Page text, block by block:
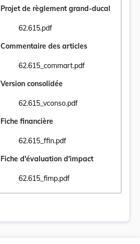
Projet de règlement grand-ducal
62.615.pdf
Ouvrir le document 62.615.pdf dans un
Commentaire des articles
62.615_commart.pdf
Ouvrir le document 62.615_commart.pdf
Version consolidée
62.615_vconso.pdf
Ouvrir le document 62.615_vconso.pdf
Fiche financière
62.615_ffin.pdf
Ouvrir le document 62.615_ffin.pdf dans
Fiche d'évaluation d'impact
62.615_fimp.pdf
Ouvrir le document 62.615_fimp.pdf dans